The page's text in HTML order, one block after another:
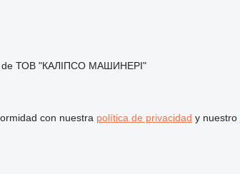
de ТОВ "КАЛІПСО МАШИНЕРІ"
con nuestra política de privacidad y nuestro